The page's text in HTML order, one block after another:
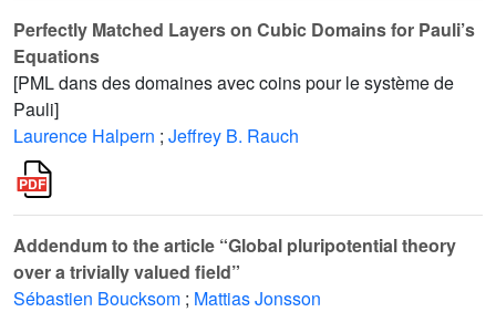
Perfectly Matched Layers on Cubic Domains for Pauli’s
Equations
[PML dans des domaines avec coins pour le système de
Pauli]
Laurence Halpern ; Jeffrey B. Rauch
Addendum to the article “Global pluripotential theory
over a trivially valued field”
Sébastien Boucksom ; Mattias Jonsson